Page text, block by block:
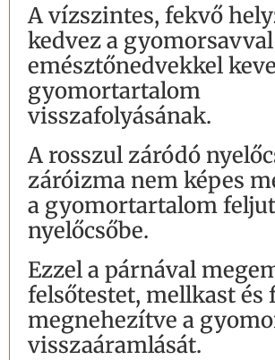
A vízszintes, fekvő
kedvez a gyomorsavval
emésztőnedvekkel
gyomortartalom
visszafolyásának.
A rosszul záródó
záróizma nem képes
a gyomortartalom
nyelőcsőbe.
Ezzel a párnával
felsőtestet, mellkast és
megnehezítve a
visszaáramlását.